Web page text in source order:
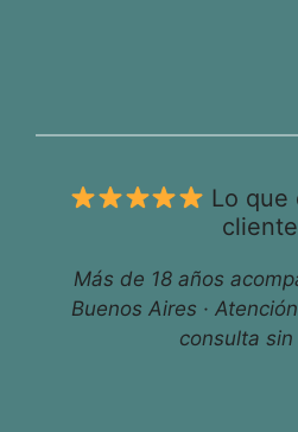
Lo que
Más de 18 años
Buenos Aires ·
consulta sin